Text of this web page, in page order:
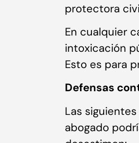
protectora
En cualquier
intoxicación
Esto es para
Defensas
Las
abogado